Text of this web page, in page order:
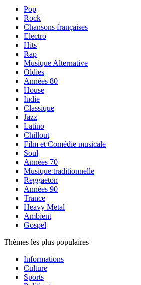
Pop
Rock
Chansons françaises
Electro
Hits
Rap
Musique Alternative
Oldies
Années 80
House
Indie
Classique
Jazz
Latino
Chillout
Film et Comédie musicale
Soul
Années 70
Musique traditionnelle
Reggaeton
Années 90
Trance
Heavy Metal
Ambient
Gospel
Thèmes les plus populaires
Informations
Culture
Sports